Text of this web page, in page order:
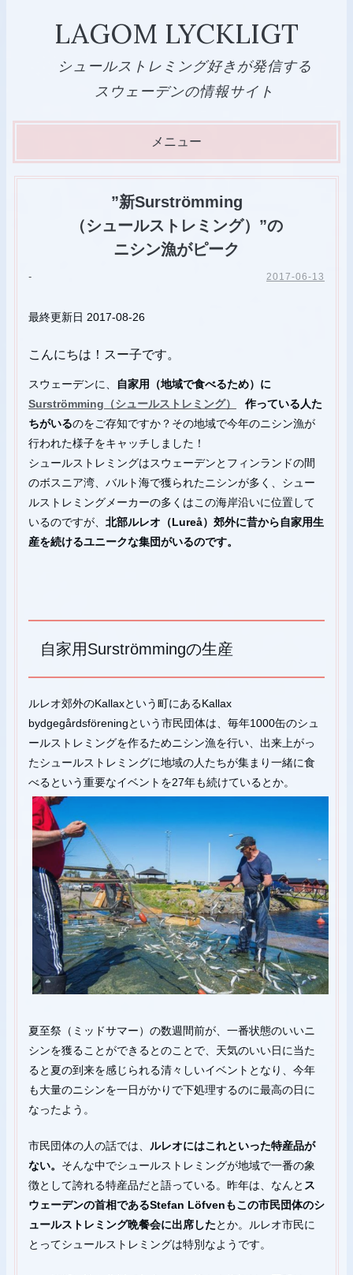
LAGOM LYCKLIGT
シュールストレミング好きが発信する
スウェーデンの情報サイト
メニュー
へ
キ
”新Surströmming
（シュールストレミング）”の
ニシン漁がピーク
2017-06-13
-
最終更新日 2017-08-26
こんにちは！スー子です。
スウェーデンに、
自家用（地域で食べるため）に
Surströmming（シュールストレミング）
作っている人た
ちがいるのをご存知ですか？その地域で今年のニシン漁が
行われた様子をキャッチしました！
シュールストレミングはスウェーデンとフィンランドの間
のボスニア湾、バルト海で獲られたニシンが多く、シュー
ルストレミングメーカーの多くはこの海岸沿いに位置して
いるのですが、 北部ルレオ（Lureå）郊外に昔から自家用生
産を続けるユニークな集団がいるのです。
自家用Surströmmingの生産
ルレオ郊外のKallaxという町にあるKallax
bydgegårdsföreningという市民団体は、毎年1000缶のシュ
ールストレミングを作るためニシン漁を行い、出来上がっ
たシュールストレミングに地域の人たちが集まり一緒に食
べるという重要なイベントを27年も続けているとか。
夏至祭（ミッドサマー）の数週間前が、一番状態のいいニ
シンを獲ることができるとのことで、天気のいい日に当た
ると夏の到来を感じられる清々しいイベントとなり、今年
も大量のニシンを一日がかりで下処理するのに最高の日に
なったよう。
市民団体の人の話では、 ルレオにはこれといった特産品が
ない。 そんな中でシュールストレミングが地域で一番の象
徴として誇れる特産品だと語っている。昨年は、なんと ス
ウェーデンの首相であるStefan Löfvenもこの市民団体のシ
ュールストレミング晩餐会に出席したとか。ルレオ市民に
とってシュールストレミングは特別なようです。